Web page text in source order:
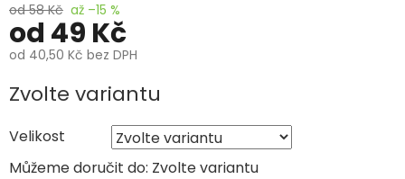
od 58 Kč až –15 %
od 49 Kč
od 40,50 Kč bez DPH
Měrná
cena:
Zvolte variantu
Velikost
Můžeme doručit do: Zvolte variantu